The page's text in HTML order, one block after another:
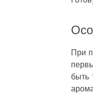
При
быть